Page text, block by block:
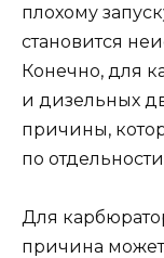
плохому
становится
Конечно, для
и дизельных
причины,
по
Для
причина может